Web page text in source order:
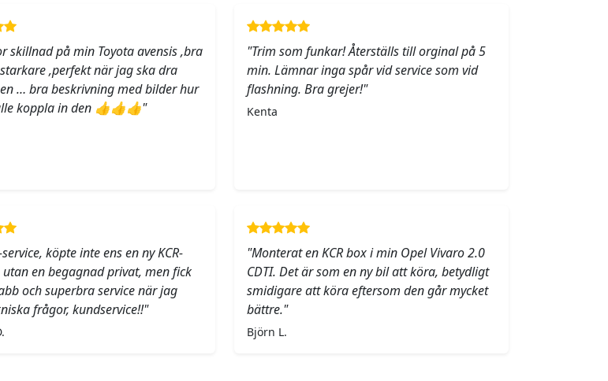
skillnad på min Toyota avensis ,bra
,perfekt när jag ska dra
… bra beskrivning med bilder hur
koppla in den 👍👍👍"
"Trim som funkar! Återställs till orginal på 5
min. Lämnar inga spår vid service som vid
flashning. Bra grejer!"
Kenta
köpte inte ens en ny KCR-
en begagnad privat, men fick
och superbra service när jag
frågor, kundservice!!"
"Monterat en KCR box i min Opel Vivaro 2.0
CDTI. Det är som en ny bil att köra, betydligt
smidigare att köra eftersom den går mycket
bättre."
Björn L.